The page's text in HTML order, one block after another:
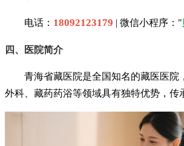
电话： 18092123179 | 微信小程序："
四、医院简介
青海省藏医院是全国知名的藏医医院
外科、藏药药浴等领域具有独特优势，传